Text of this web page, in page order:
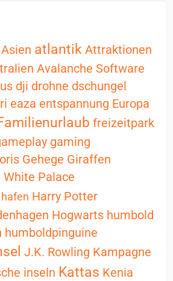
Asien atlantik Attraktionen
Avalanche Software
dji drohne dschungel
eaza entspannung Europa
freizeitpark
gaming
Gehege Giraffen
Palace
hafen Harry Potter
Hogwarts humbold
humboldpinguine
J.K. Rowling Kampagne
inseln Kattas Kenia